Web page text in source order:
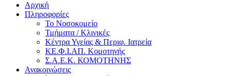
Αρχική
Πληροφορίες
Το Νοσοκομείο
Τμήματα / Κλινικές
Κέντρα Υγείας & Περιφ. Ιατρεία
ΚΕ.Φ.Ι.ΑΠ. Κομοτηνής
Σ.Α.Ε.Κ. ΚΟΜΟΤΗΝΗΣ
Ανακοινώσεις